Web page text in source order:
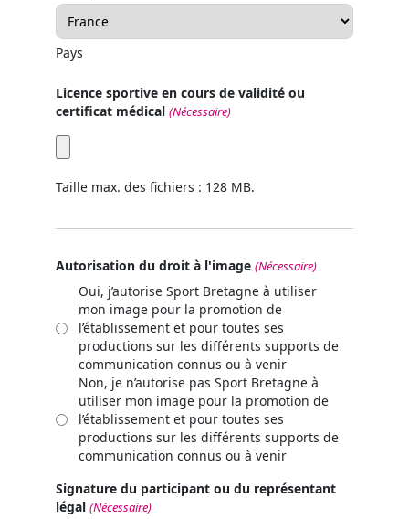
Pays
Licence sportive en cours de validité ou
certificat médical (Nécessaire)
Taille max. des fichiers : 128 MB.
Autorisation du droit à l'image (Nécessaire)
Oui, j’autorise Sport Bretagne à utiliser
mon image pour la promotion de
l’établissement et pour toutes ses
productions sur les différents supports de
communication connus ou à venir
Non, je n’autorise pas Sport Bretagne à
utiliser mon image pour la promotion de
l’établissement et pour toutes ses
productions sur les différents supports de
communication connus ou à venir
Signature du participant ou du représentant
légal (Nécessaire)